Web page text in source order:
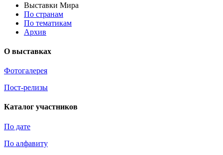
Выставки Мира
По странам
По тематикам
Архив
О выставках
Фотогалерея
Пост-релизы
Каталог участников
По дате
По алфавиту